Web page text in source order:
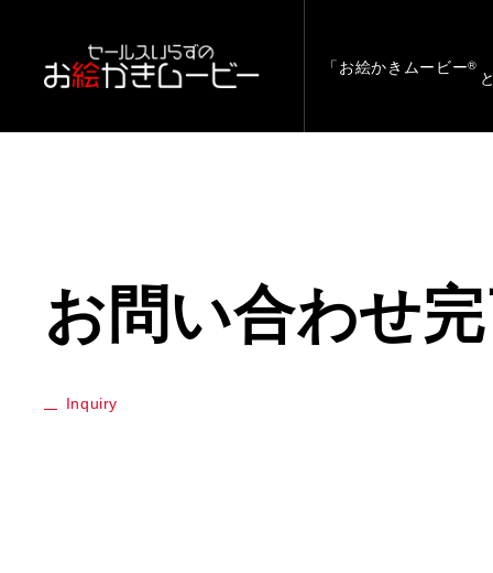
「お絵かきムービー®
お問い合わせ
Inquiry